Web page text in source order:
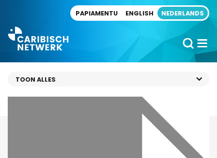
PAPIAMENTU ENGLISH NEDERLANDS